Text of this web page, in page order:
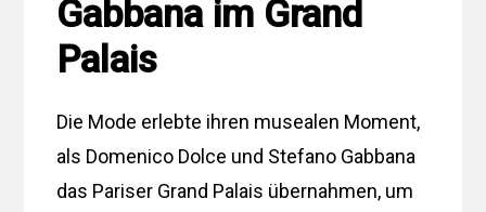
Gabbana im Grand
Palais
Die Mode erlebte ihren musealen Moment,
als Domenico Dolce und Stefano Gabbana
das Pariser Grand Palais übernahmen, um